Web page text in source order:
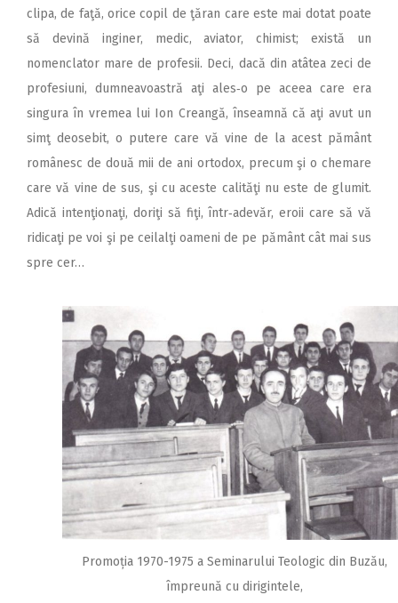
clipa, de faţă, orice copil de ţăran care este mai dotat poate
să devină inginer, medic, aviator, chimist; există un
nomenclator mare de profesii. Deci, dacă din atâtea zeci de
profesiuni, dumneavoastră aţi ales‑o pe aceea care era
singura în vremea lui Ion Creangă, înseamnă că aţi avut un
simţ deosebit, o putere care vă vine de la acest pământ
românesc de două mii de ani ortodox, precum şi o chemare
care vă vine de sus, şi cu aceste calităţi nu este de glumit.
Adică intenţionaţi, doriţi să fiţi, într‑adevăr, eroii care să vă
ridicaţi pe voi şi pe ceilalţi oameni de pe pământ cât mai sus
spre cer…
Promoția 1970-1975 a Seminarului Teologic din Buzău,
împreună cu dirigintele,